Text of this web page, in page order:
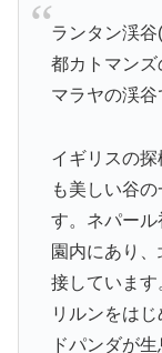
ランタン渓
都カトマン
マラヤの渓谷
イギリスの
も美しい谷
す。ネパー
園内にあり
接しています
リルンをは
ドパンダが